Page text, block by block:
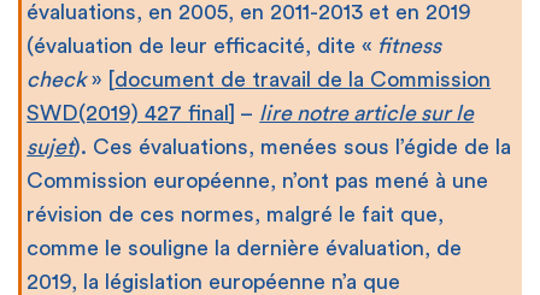
évaluations, en 2005, en 2011-2013 et en 2019
(évaluation de leur efficacité, dite « fitness
check» [document de travail de la Commission
SWD(2019) 427 final] – lire notre article sur le
sujet). Ces évaluations, menées sous l’égide de la
Commission européenne, n’ont pas mené à une
révision de ces normes, malgré le fait que,
comme le souligne la dernière évaluation, de
2019, la législation européenne n’a que